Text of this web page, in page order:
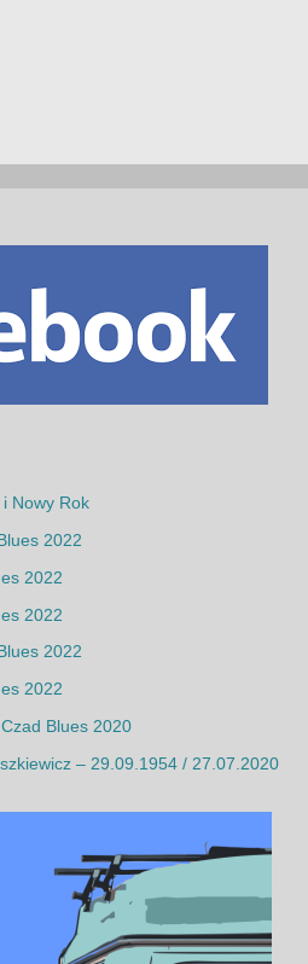
i Nowy Rok
2022
2022
2022
2022
2022
Blues 2020
– 29.09.1954 / 27.07.2020